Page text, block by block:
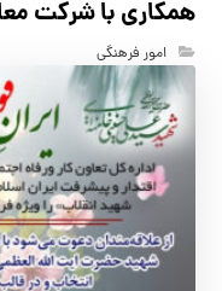
همكاري با شركت
امور فرهنگی